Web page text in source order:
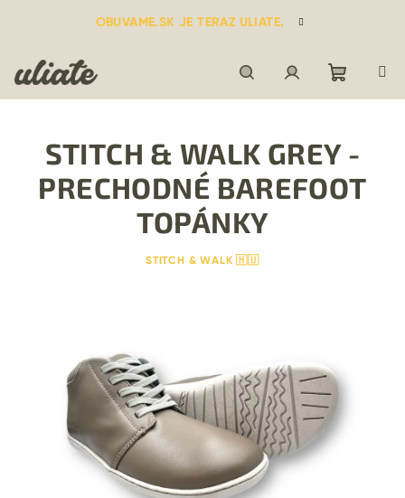
OBUVAME.SK JE TERAZ ULIATE.
HľadaťPrihlásenie
košík
STITCH & WALK GREY -
PRECHODNÉ BAREFOOT
TOPÁNKY
STITCH & WALK 🇭🇺